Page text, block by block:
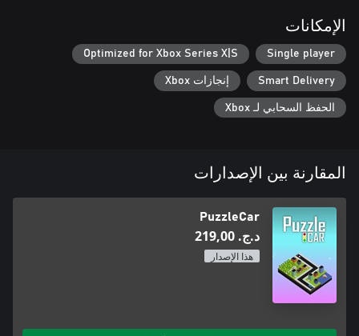
الإمكانات
Single player
Optimized for Xbox Series X|S
Smart Delivery إنجازات Xbox
الحفظ السحابي لـ Xbox
المقارنة بين الإصدارات
PuzzleCar
د.ج.‏ 219,00
هذا الإصدار